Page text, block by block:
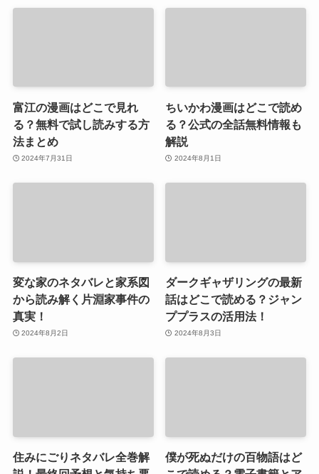
富江の漫画はどこで見れ
る？無料で試し読みする方
法まとめ
2024年7月31日
ちいかわ漫画はどこで読め
る？公式の全話無料情報も
解説
2024年8月1日
変な家のネタバレと家系図
から読み解く片淵家事件の
真実！
2024年8月2日
ダークギャザリングの最新
話はどこで読める？ジャン
ププラスの活用法！
2024年8月3日
住みにごりネタバレ全巻解
僕が死ぬだけの百物語はど